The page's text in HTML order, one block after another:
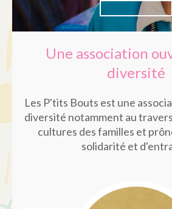
Une association
diversité
Les P'tits Bouts est une
diversité notamment au
cultures des familles et
solidarité et